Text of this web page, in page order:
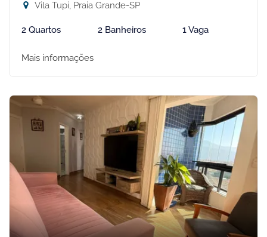
Vila Tupi, Praia Grande-SP
2 Quartos 2 Banheiros 1 Vaga
Mais informações